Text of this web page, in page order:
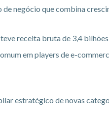
negócio que combina
receita bruta de 3,4
em players de e-
estratégico de novas